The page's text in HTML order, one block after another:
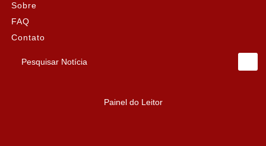
Sobre
FAQ
Contato
Pesquisar Notícia
Painel do Leitor